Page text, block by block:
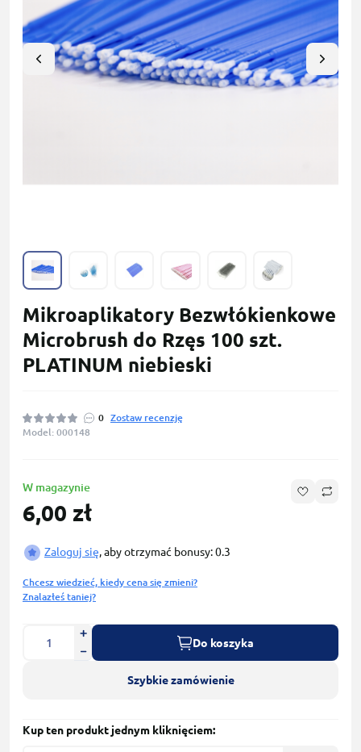
Mikroaplikatory Bezwłókienkowe
Microbrush do Rzęs 100 szt.
PLATINUM niebieski
0
Zostaw recenzję
Model: 000148
W magazynie
6,00 zł
Zaloguj się, aby otrzymać bonusy: 0.3
Chcesz wiedzieć, kiedy cena się zmieni?
Znalazłeś taniej?
Do koszyka
Szybkie zamówienie
Kup ten produkt jednym kliknięciem: